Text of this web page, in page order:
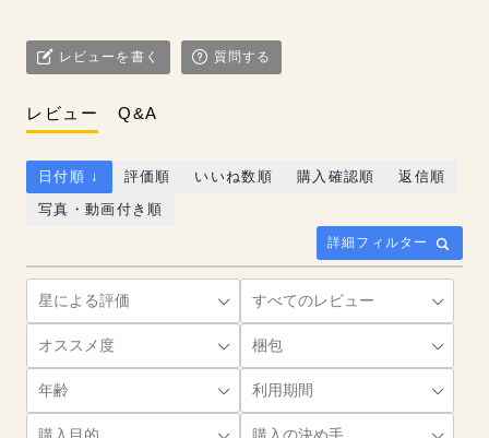
レビューを書く 質問する
レビュー Q&A
詳細フィルター
日付順 ↓ 評価順 いいね数順 購入確認順
返信順
写真・動画付き順